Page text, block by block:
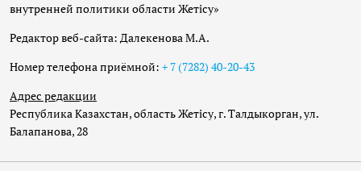
внутренней политики области Жетісу»
Редактор веб-сайта: Далекенова М.А.
Номер телефона приёмной: + 7 (7282) 40-20-43
Адрес редакции
Республика Казахстан, область Жетісу, г. Талдыкорган, ул.
Балапанова, 28